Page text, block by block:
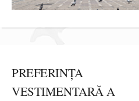
PREFERINȚA
VESTIMENTARĂ A